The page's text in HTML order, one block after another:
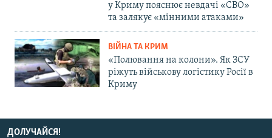
у Криму пояснює невдачі «СВО»
та залякує «мінними атаками»
ВІЙНА ТА КРИМ
«Полювання на колони». Як ЗСУ
ріжуть військову логістику Росії в
Криму
ДОЛУЧАЙСЯ!